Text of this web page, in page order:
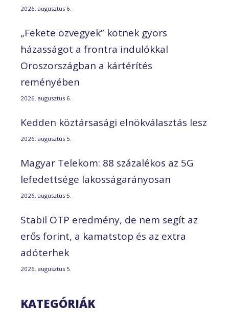
2026. augusztus 6.
„Fekete özvegyek” kötnek gyors
házasságot a frontra indulókkal
Oroszországban a kártérítés
reményében
2026. augusztus 6.
Kedden köztársasági elnökválasztás lesz
2026. augusztus 5.
Magyar Telekom: 88 százalékos az 5G
lefedettsége lakosságarányosan
2026. augusztus 5.
Stabil OTP eredmény, de nem segít az
erős forint, a kamatstop és az extra
adóterhek
2026. augusztus 5.
KATEGÓRIÁK